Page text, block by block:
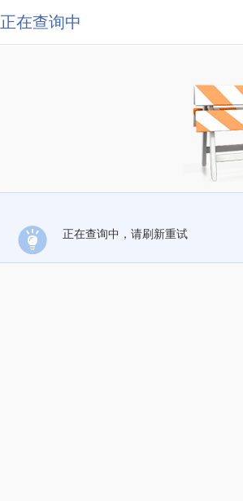
正在查询中
正在查询中，请刷新重试